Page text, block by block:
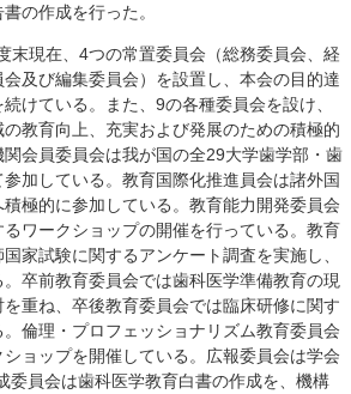
の作成を行った。
末現在、4つの常置委員会（総務委員会、経
及び編集委員会）を設置し、本会の目的達
けている。また、9の各種委員会を設け、
教育向上、充実および発展のための積極的
会員委員会は我が国の全29大学歯学部・歯
加している。教育国際化推進員会は諸外国
極的に参加している。教育能力開発委員会
ワークショップの開催を行っている。教育
家試験に関するアンケート調査を実施し、
卒前教育委員会では歯科医学準備教育の現
重ね、卒後教育委員会では臨床研修に関す
倫理・プロフェッショナリズム教育委員会
ョップを開催している。広報委員会は学会
委員会は歯科医学教育白書の作成を、機構